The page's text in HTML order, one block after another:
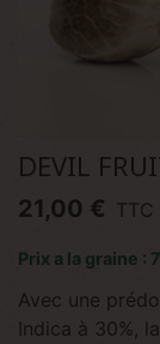
DEVIL
21,00 € TTC
Prix a la graine :
Avec une
Indica à 30%,